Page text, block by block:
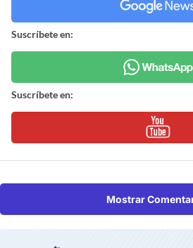
Suscríbete en:
Suscríbete en:
Mostrar